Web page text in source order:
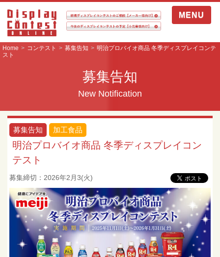
MENU
Home コンテスト 募集告知
明治プロバイオ商品 冬季ディスプレイコンテ
スト
募集告知
New Notification
募集告知 加工食品
明治プロバイオ商品 冬季ディスプレイコン
テスト
募集締切：2026年2月3(火)